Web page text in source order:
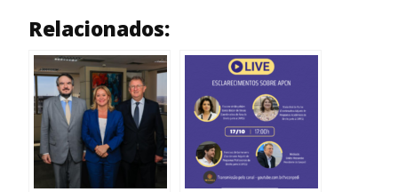
Relacionados: